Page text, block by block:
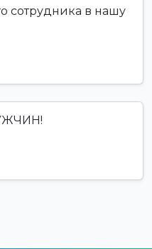
сотрудника в нашу